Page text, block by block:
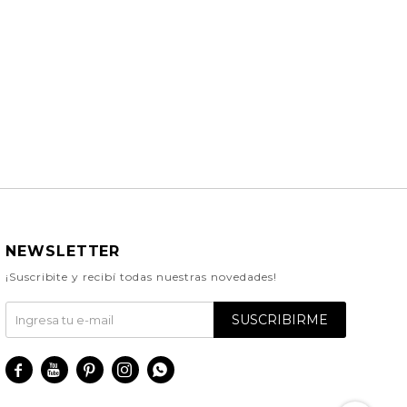
NEWSLETTER
¡Suscribite y recibí todas nuestras novedades!
SUSCRIBIRME
    